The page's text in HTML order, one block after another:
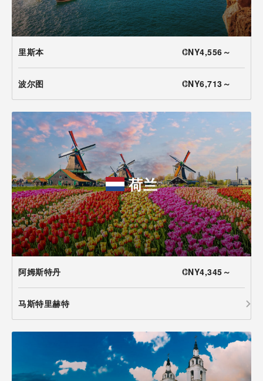
里斯本 CNY4,556～
波尔图 CNY6,713～
荷兰
阿姆斯特丹 CNY4,345～
马斯特里赫特